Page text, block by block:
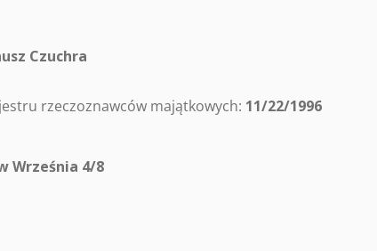
Czuchra
rzeczoznawców majątkowych: 11/22/1996
Września 4/8